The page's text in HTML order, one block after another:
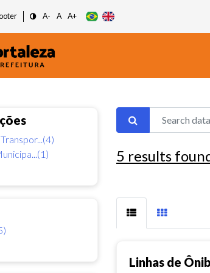
A- A A+
5 results
Linhas de